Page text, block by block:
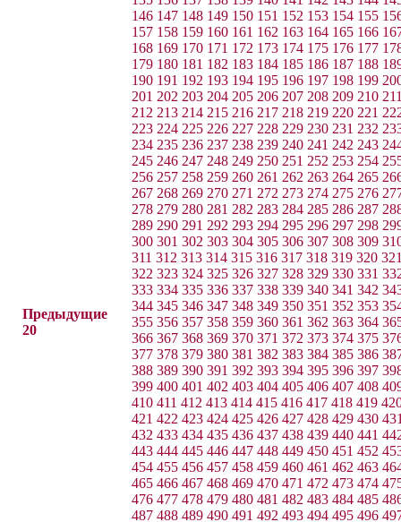
Предыдущие
20
146 147 148 149 150 151 152 153 154 155
157 158 159 160 161 162 163 164 165 166
168 169 170 171 172 173 174 175 176 177
179 180 181 182 183 184 185 186 187 188
190 191 192 193 194 195 196 197 198 199
201 202 203 204 205 206 207 208 209 210
212 213 214 215 216 217 218 219 220 221
223 224 225 226 227 228 229 230 231 232
234 235 236 237 238 239 240 241 242 243
245 246 247 248 249 250 251 252 253 254
256 257 258 259 260 261 262 263 264 265
267 268 269 270 271 272 273 274 275 276
278 279 280 281 282 283 284 285 286 287
289 290 291 292 293 294 295 296 297 298
300 301 302 303 304 305 306 307 308 309
311 312 313 314 315 316 317 318 319 320
322 323 324 325 326 327 328 329 330 331
333 334 335 336 337 338 339 340 341 342
344 345 346 347 348 349 350 351 352 353
355 356 357 358 359 360 361 362 363 364
366 367 368 369 370 371 372 373 374 375
377 378 379 380 381 382 383 384 385 386
388 389 390 391 392 393 394 395 396 397
399 400 401 402 403 404 405 406 407 408
410 411 412 413 414 415 416 417 418 419
421 422 423 424 425 426 427 428 429 430
432 433 434 435 436 437 438 439 440 441
443 444 445 446 447 448 449 450 451 452
454 455 456 457 458 459 460 461 462 463
465 466 467 468 469 470 471 472 473 474
476 477 478 479 480 481 482 483 484 485
487 488 489 490 491 492 493 494 495 496